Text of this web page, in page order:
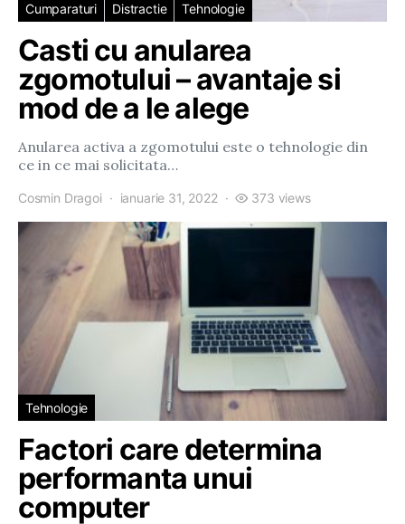
Cumparaturi Distractie Tehnologie
Casti cu anularea
zgomotului – avantaje si
mod de a le alege
Anularea activa a zgomotului este o tehnologie din
ce in ce mai solicitata…
Cosmin Dragoi ianuarie 31, 2022 373 views
Tehnologie
Factori care determina
performanta unui
computer